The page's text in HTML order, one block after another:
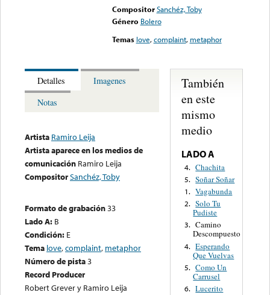
Compositor Sanchéz, Toby
Género Bolero
Temas love,complaint, metaphor
Detalles
Imagenes
Notas
Artista Ramiro Leija
Artista aparece en los medios de
comunicación Ramiro Leija
CompositorSanchéz, Toby
Formato de grabación33
Lado A: B
Condición: E
Tema love,complaint, metaphor
Número de pista3
Record Producer
Robert Grever y Ramiro Leija
También
en este
mismo
medio
LADO A
4. Chachita
5. Soñar Soñar
1. Vagabunda
2. Solo Tu
Pudiste
3. Camino
Descompuesto
4. Esperando
Que Vuelvas
5. Como Un
Carrusel
6. Lucerito